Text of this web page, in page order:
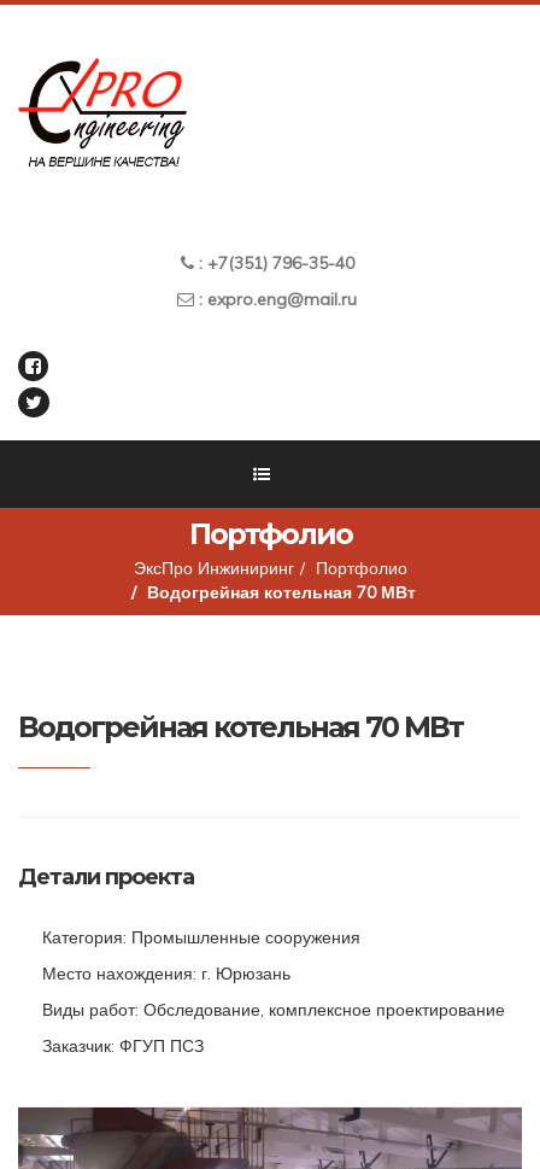
: +7(351) 796-35-40
: expro.eng@mail.ru
Портфолио
ЭксПро Инжиниринг
Портфолио
Водогрейная котельная 70 МВт
Водогрейная котельная 70 МВт
Детали проекта
Категория: Промышленные сооружения
Место нахождения: г. Юрюзань
Виды работ: Обследование, комплексное проектирование
Заказчик: ФГУП ПСЗ